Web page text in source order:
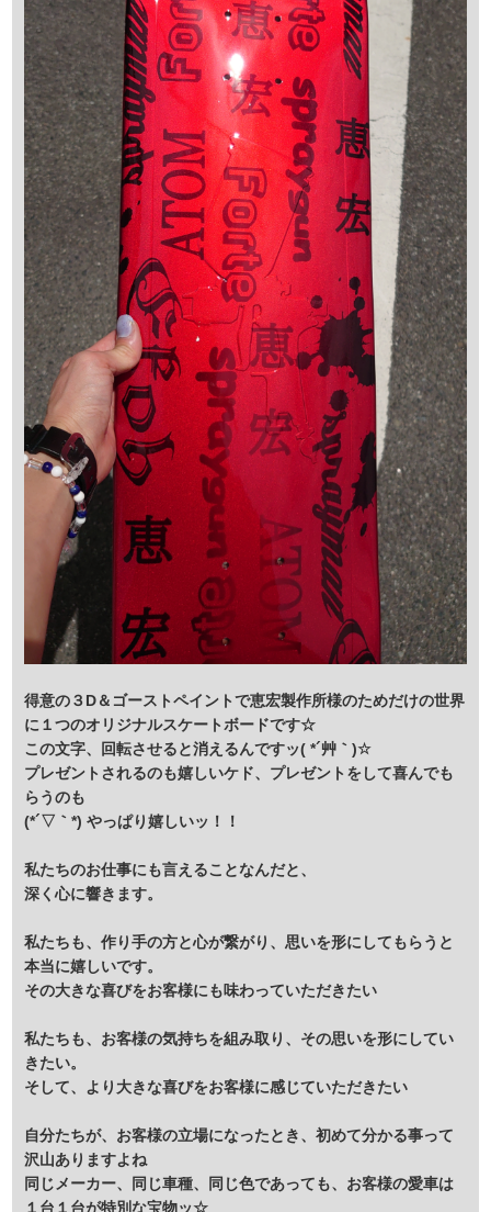
得意の３D＆ゴーストペイントで恵宏製作所様のためだけの世界
に１つのオリジナルスケートボードです☆
この文字、回転させると消えるんですッ( *´艸｀)☆
プレゼントされるのも嬉しいケド、プレゼントをして喜んでも
らうのも
(*´▽｀*) やっぱり嬉しいッ！！
私たちのお仕事にも言えることなんだと、
深く心に響きます。
私たちも、作り手の方と心が繋がり、思いを形にしてもらうと
本当に嬉しいです。
その大きな喜びをお客様にも味わっていただきたい
私たちも、お客様の気持ちを組み取り、その思いを形にしてい
きたい。
そして、より大きな喜びをお客様に感じていただきたい
自分たちが、お客様の立場になったとき、初めて分かる事って
沢山ありますよね
同じメーカー、同じ車種、同じ色であっても、お客様の愛車は
１台１台が特別な宝物ッ☆